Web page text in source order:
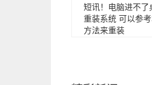
短讯！电脑进不了
重装系统 可以参
方法来重装